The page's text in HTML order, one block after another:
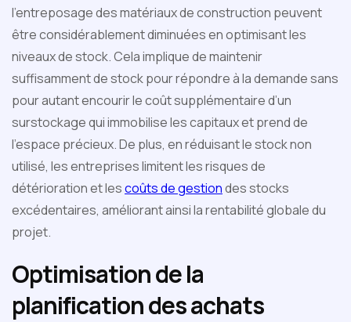
l'entreposage des matériaux de construction peuvent
être considérablement diminuées en optimisant les
niveaux de stock. Cela implique de maintenir
suffisamment de stock pour répondre à la demande sans
pour autant encourir le coût supplémentaire d’un
surstockage qui immobilise les capitaux et prend de
l'espace précieux. De plus, en réduisant le stock non
utilisé, les entreprises limitent les risques de
détérioration et lescoûts de gestiondes stocks
excédentaires, améliorant ainsi la rentabilité globale du
projet.
Optimisation de la
planification des achats